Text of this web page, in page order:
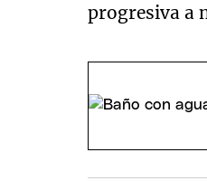
progresiva a